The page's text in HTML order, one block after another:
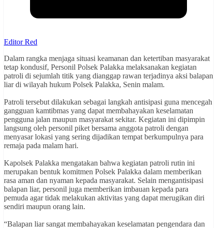
Editor Red
‎Dalam rangka menjaga situasi keamanan dan ketertiban masyarakat
tetap kondusif, Personil Polsek Palakka melaksanakan kegiatan
patroli di sejumlah titik yang dianggap rawan terjadinya aksi balapan
liar di wilayah hukum Polsek Palakka, Senin malam.
‎Patroli tersebut dilakukan sebagai langkah antisipasi guna mencegah
gangguan kamtibmas yang dapat membahayakan keselamatan
pengguna jalan maupun masyarakat sekitar. Kegiatan ini dipimpin
langsung oleh personil piket bersama anggota patroli dengan
menyasar lokasi yang sering dijadikan tempat berkumpulnya para
remaja pada malam hari.
‎Kapolsek Palakka mengatakan bahwa kegiatan patroli rutin ini
merupakan bentuk komitmen Polsek Palakka dalam memberikan
rasa aman dan nyaman kepada masyarakat. Selain mengantisipasi
balapan liar, personil juga memberikan imbauan kepada para
pemuda agar tidak melakukan aktivitas yang dapat merugikan diri
sendiri maupun orang lain.
‎“Balapan liar sangat membahayakan keselamatan pengendara dan